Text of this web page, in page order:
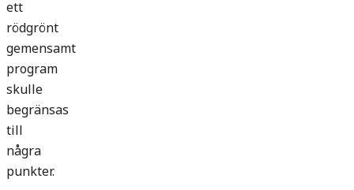
ett
rödgrönt
gemensamt
program
skulle
begränsas
till
några
punkter.